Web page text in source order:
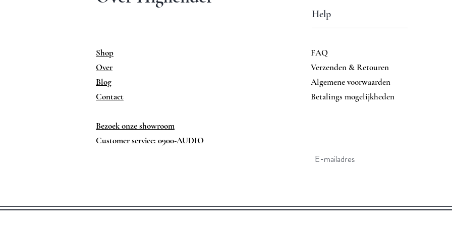
Shop
Over
Blog
Contact
Bezoek onze showroom
Customer service: 0900-AUDIO
Help
FAQ
Verzenden & Retouren
Algemene voorwaarden
Betalings mogelijkheden